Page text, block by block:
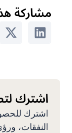
مشاركة
اشترك
اشترك
النفقات،